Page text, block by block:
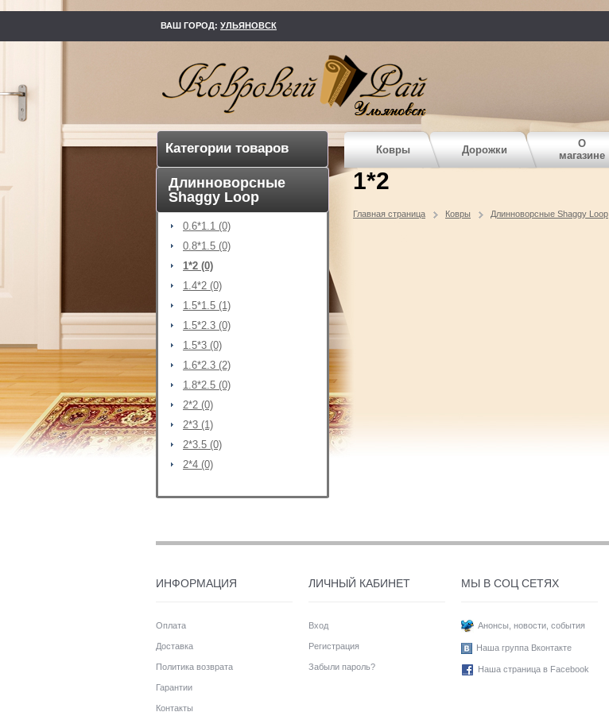
ВАШ ГОРОД: УЛЬЯНОВСК
Категории товаров Ковры Дорожки
О
магазине
Длинноворсные
Shaggy Loop
0.6*1.1 (0)
0.8*1.5 (0)
1*2 (0)
1.4*2 (0)
1.5*1.5 (1)
1.5*2.3 (0)
1.5*3 (0)
1.6*2.3 (2)
1.8*2.5 (0)
2*2 (0)
2*3 (1)
2*3.5 (0)
2*4 (0)
1*2
Главная страница Ковры Длинноворсные Shaggy Loop
ИНФОРМАЦИЯ
Оплата
Доставка
Политика возврата
Гарантии
Контакты
ЛИЧНЫЙ КАБИНЕТ
Вход
Регистрация
Забыли пароль?
МЫ В СОЦ СЕТЯХ
Анонсы, новости, события
Наша группа Вконтакте
Наша страница в Facebook